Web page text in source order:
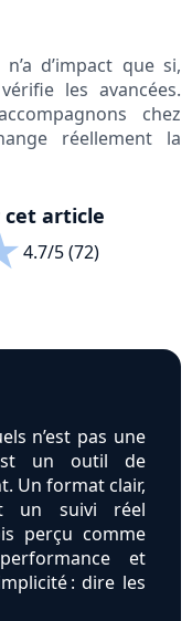
d’impact que si,
les avancées.
chez
réellement la
cet article
4.7/5 (72)
n’est pas une
un outil de
Un format clair,
un suivi réel
perçu comme
et
: dire les